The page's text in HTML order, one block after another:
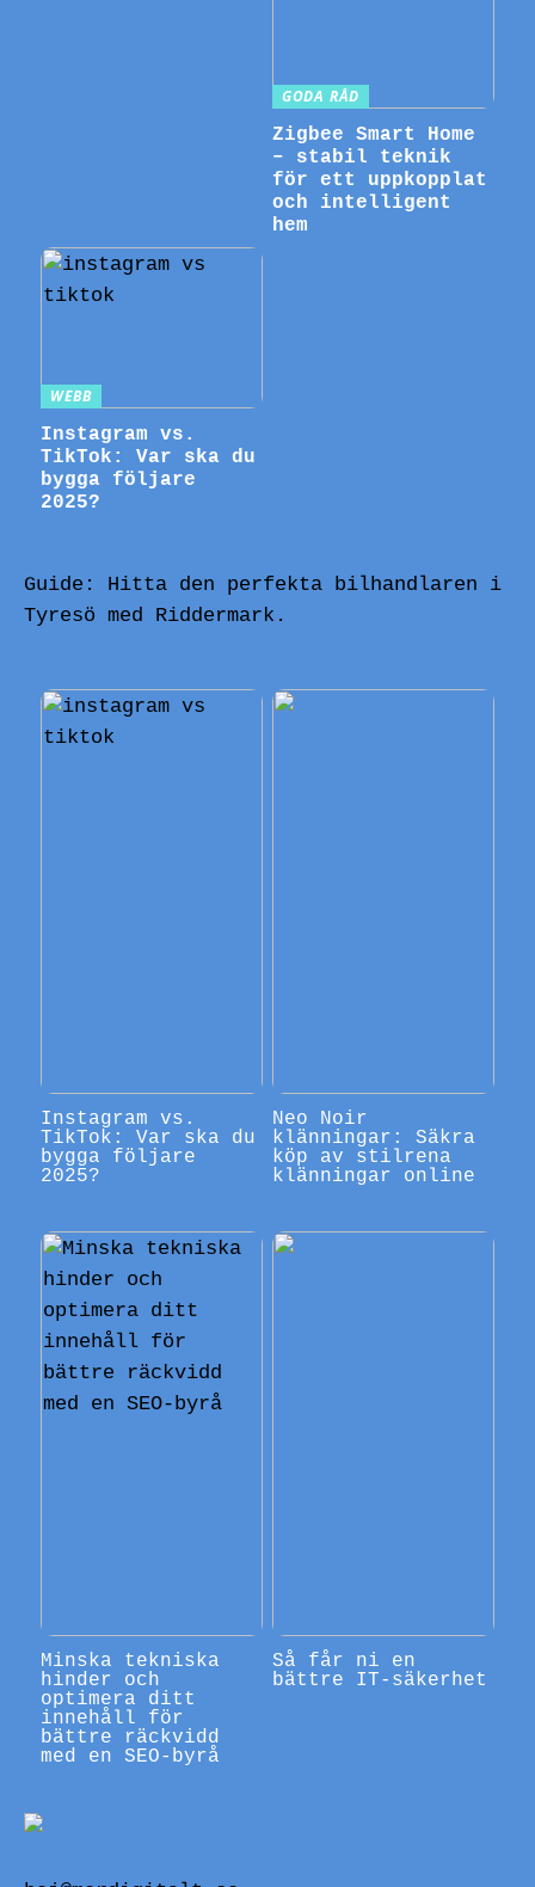
GODA RÅD
Zigbee Smart Home
– stabil teknik
för ett uppkopplat
och intelligent
hem
WEBB
Instagram vs.
TikTok: Var ska du
bygga följare
2025?
Guide: Hitta den perfekta bilhandlaren i
Tyresö med Riddermark.
Instagram vs.
TikTok: Var ska du
bygga följare
2025?
Neo Noir
klänningar: Säkra
köp av stilrena
klänningar online
Minska tekniska
hinder och
optimera ditt
innehåll för
bättre räckvidd
med en SEO-byrå
Så får ni en
bättre IT-säkerhet